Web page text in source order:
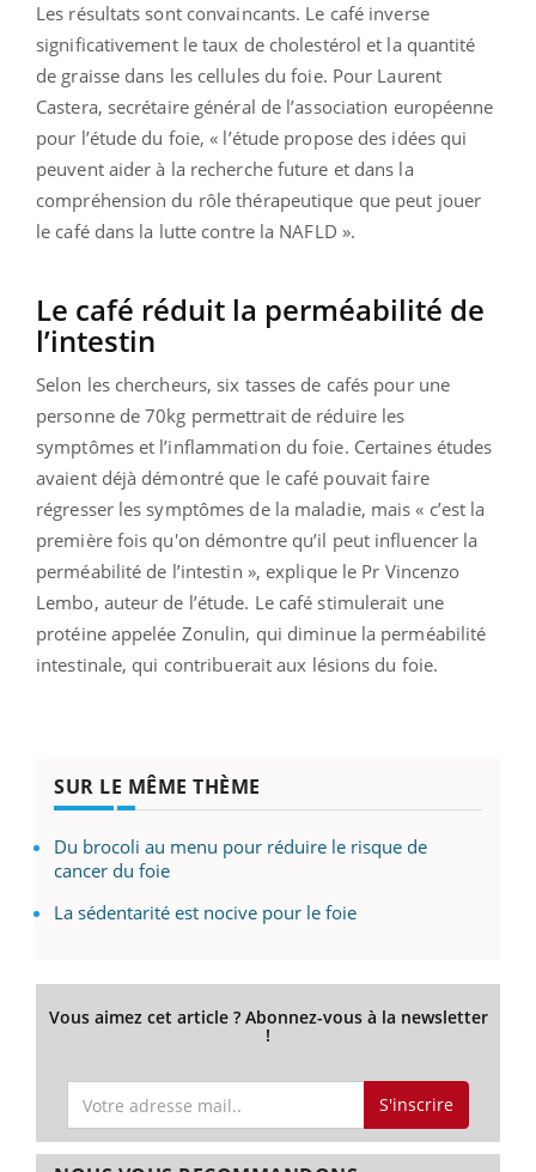
Les résultats sont convaincants. Le café inverse
significativement le taux de cholestérol et la quantité
de graisse dans les cellules du foie. Pour Laurent
Castera, secrétaire général de l’association européenne
pour l’étude du foie, « l’étude propose des idées qui
peuvent aider à la recherche future et dans la
compréhension du rôle thérapeutique que peut jouer
le café dans la lutte contre la NAFLD ».
Le café réduit la perméabilité de
l’intestin
Selon les chercheurs, six tasses de cafés pour une
personne de 70kg permettrait de réduire les
symptômes et l’inflammation du foie. Certaines études
avaient déjà démontré que le café pouvait faire
régresser les symptômes de la maladie, mais « c’est la
première fois qu'on démontre qu’il peut influencer la
perméabilité de l’intestin », explique le Pr Vincenzo
Lembo, auteur de l’étude. Le café stimulerait une
protéine appelée Zonulin, qui diminue la perméabilité
intestinale, qui contribuerait aux lésions du foie.
SUR LE MÊME THÈME
Du brocoli au menu pour réduire le risque de
cancer du foie
La sédentarité est nocive pour le foie
Vous aimez cet article ? Abonnez-vous à la newsletter
!
S'inscrire